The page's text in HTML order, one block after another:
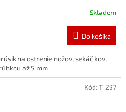
Skladom
Do košíka
na ostrenie nožov, sekáčikov,
až 5 mm.
Kód:T-297